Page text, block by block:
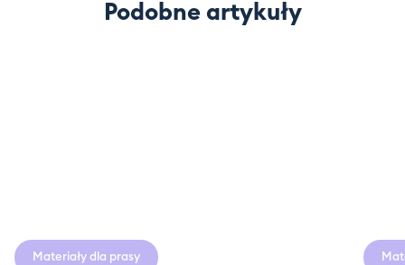
Podobne artykuły
Materiały dla prasy